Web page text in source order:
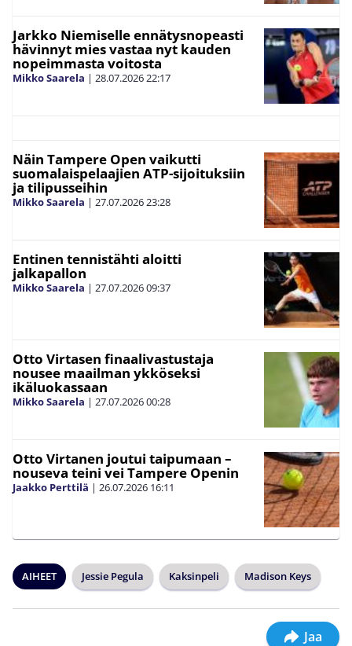
Jarkko Niemiselle ennätysnopeasti
hävinnyt mies vastaa nyt kauden
nopeimmasta voitosta
Mikko Saarela | 28.07.202622:17
Näin Tampere Open vaikutti
suomalaispelaajien ATP-sijoituksiin
ja tilipusseihin
Mikko Saarela | 27.07.202623:28
Entinen tennistähti aloitti
jalkapallon
Mikko Saarela | 27.07.202609:37
Otto Virtasen finaalivastustaja
nousee maailman ykköseksi
ikäluokassaan
Mikko Saarela | 27.07.202600:28
Otto Virtanen joutui taipumaan –
nouseva teini vei Tampere Openin
Jaakko Perttilä | 26.07.2026 16:11
AIHEET Jessie Pegula Kaksinpeli Madison Keys
Jaa